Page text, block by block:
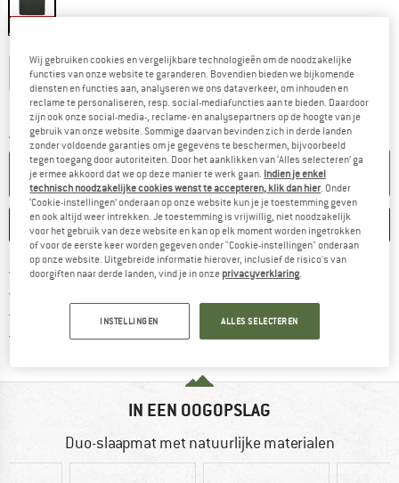
183 x 104 x 10 cm 197 x 132 x 10 cm
Levertijd: 3-4 werkdagen
De link wordt geopend in een infovak en
Aantal:
IN DE WINKELMAND
ONTHOUDEN VERGELIJKEN
Gratis verzending vanaf € 69 (NL)Vind hier de
> 4.000.000 tevreden klanten
Alle artikelen in voorraad
IN EEN OOGOPSLAG
Duo-slaapmat met natuurlijke materialen
Wij gebruiken cookies en vergelijkbare technologieën om de noodzakelijke
functies van onze website te garanderen. Bovendien bieden we bijkomende
diensten en functies aan, analyseren we ons dataverkeer, om inhouden en
reclame te personaliseren, resp. social-mediafuncties aan te bieden. Daardoor
zijn ook onze social-media-, reclame- en analysepartners op de hoogte van je
gebruik van onze website. Sommige daarvan bevinden zich in derde landen
zonder voldoende garanties om je gegevens te beschermen, bijvoorbeeld
tegen toegang door autoriteiten. Door het aanklikken van ‘Alles selecteren’ ga
je ermee akkoord dat we op deze manier te werk gaan. Indien je enkel
technisch noodzakelijke cookies wenst te accepteren, klik dan hier. Onder
‘Cookie-instellingen’ onderaan op onze website kun je je toestemming geven
en ook altijd weer intrekken. Je toestemming is vrijwillig, niet noodzakelijk
voor het gebruik van deze website en kan op elk moment worden ingetrokken
of voor de eerste keer worden gegeven onder "Cookie-instellingen" onderaan
op onze website. Uitgebreide informatie hierover, inclusief de risico's van
doorgiften naar derde landen, vind je in onze privacyverklaring.
INSTELLINGEN ALLES SELECTEREN